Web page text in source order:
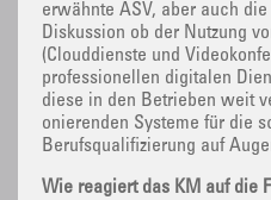
erwähnte ASV, aber auch
Diskussion ob der Nutzung
(Clouddienste und
professionellen digitalen
diese in den Betrieben weit
onierenden Systeme für die
Berufsqualifizierung auf
Wie reagiert das KM auf die